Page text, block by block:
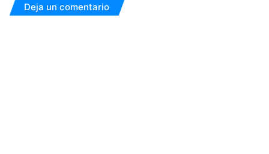
Deja un comentario